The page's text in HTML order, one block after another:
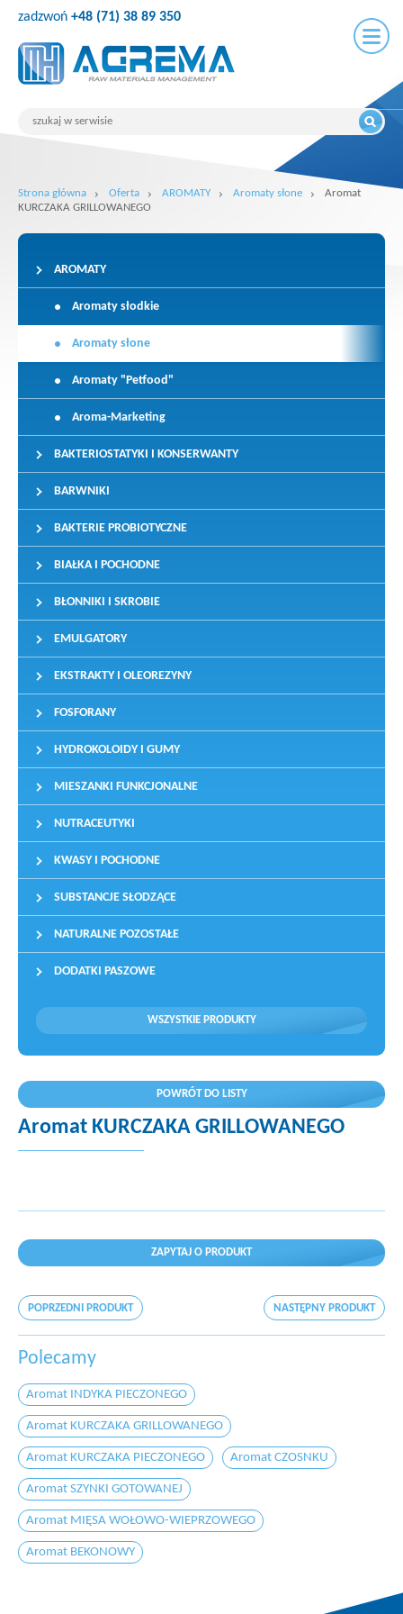
zadzwoń +48 (71) 38 89 350
Strona główna Oferta AROMATY Aromaty słone
Aromat
KURCZAKA GRILLOWANEGO
AROMATY
Aromaty słodkie
Aromaty słone
Aromaty "Petfood"
Aroma-Marketing
BAKTERIOSTATYKI I KONSERWANTY
BARWNIKI
BAKTERIE PROBIOTYCZNE
BIAŁKA I POCHODNE
BŁONNIKI I SKROBIE
EMULGATORY
EKSTRAKTY I OLEOREZYNY
FOSFORANY
HYDROKOLOIDY I GUMY
MIESZANKI FUNKCJONALNE
NUTRACEUTYKI
KWASY I POCHODNE
SUBSTANCJE SŁODZĄCE
NATURALNE POZOSTAŁE
DODATKI PASZOWE
WSZYSTKIE PRODUKTY
POWRÓT DO LISTY
Aromat KURCZAKA GRILLOWANEGO
ZAPYTAJ O PRODUKT
POPRZEDNI PRODUKT NASTĘPNY PRODUKT
Polecamy
Aromat INDYKA PIECZONEGO
Aromat KURCZAKA GRILLOWANEGO
Aromat KURCZAKA PIECZONEGO Aromat CZOSNKU
Aromat SZYNKI GOTOWANEJ
Aromat MIĘSA WOŁOWO-WIEPRZOWEGO
Aromat BEKONOWY